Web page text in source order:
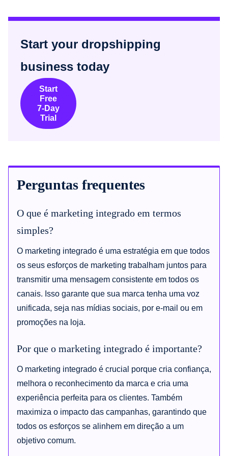
Start your dropshipping
business today
Start
Free
7-Day
Trial
Perguntas frequentes
O que é marketing integrado em termos
simples?
O marketing integrado é uma estratégia em que todos
os seus esforços de marketing trabalham juntos para
transmitir uma mensagem consistente em todos os
canais. Isso garante que sua marca tenha uma voz
unificada, seja nas mídias sociais, por e-mail ou em
promoções na loja.
Por que o marketing integrado é importante?
O marketing integrado é crucial porque cria confiança,
melhora o reconhecimento da marca e cria uma
experiência perfeita para os clientes. Também
maximiza o impacto das campanhas, garantindo que
todos os esforços se alinhem em direção a um
objetivo comum.